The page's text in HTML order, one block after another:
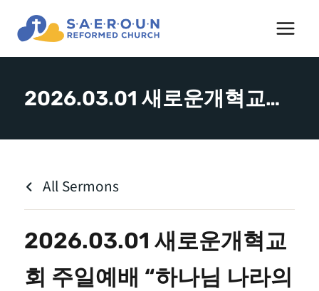
content
2026.03.01 새로운개혁교회 주일예배 “하나님 나라의 상”(누가복음 19:15-19) – 김도완 목사
All Sermons
2026.03.01 새로운개혁교
회 주일예배 “하나님 나라의